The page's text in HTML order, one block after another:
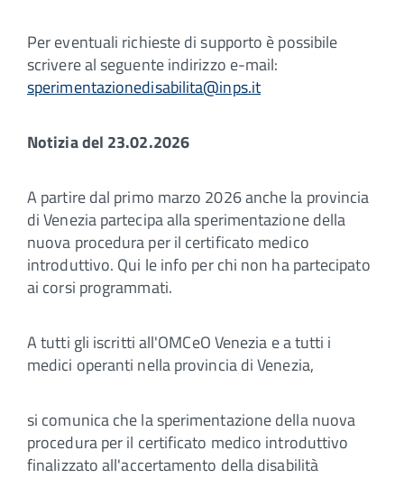
Per eventuali richieste di supporto è possibile
scrivere al seguente indirizzo e-mail:
sperimentazionedisabilita@inps.it
Notizia del 23.02.2026
A partire dal primo marzo 2026 anche la provincia
di Venezia partecipa alla sperimentazione della
nuova procedura per il certificato medico
introduttivo. Qui le info per chi non ha partecipato
ai corsi programmati.
A tutti gli iscritti all'OMCeO Venezia e a tutti i
medici operanti nella provincia di Venezia,
si comunica che la sperimentazione della nuova
procedura per il certificato medico introduttivo
finalizzato all'accertamento della disabilità